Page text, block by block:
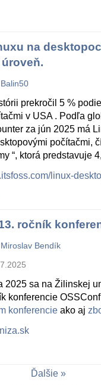
na
Balin50
prekročil 5 %
v USA . Podľa
za jún 2025 má
počítačmi,
“, ktorá predstavuje
linux-
ročník
Miroslav Bendík
2025 sa na Žilinskej
konferencie
konferencie ako aj
Ďalšie